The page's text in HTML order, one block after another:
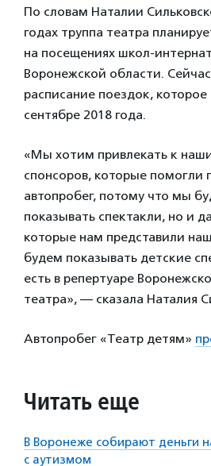
По словам Наталии
годах труппа театра
на посещениях школ-
Воронежской области. Сейчас
расписание поездок, которое
сентябре 2018 года.
«Мы хотим привлекать к
спонсоров, которые помогли
автопробег, потому что мы
показывать спектакли, но и
которые нам представили
будем показывать детские
есть в репертуаре
театра», — сказала Наталия
Автопробег «Театр детям»
Читать еще
В Воронеже собирают деньги
с аутизмом